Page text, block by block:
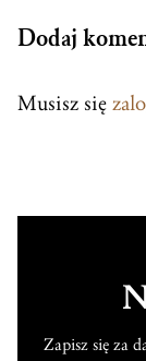
Dodaj
Musisz się
Zapisz się za